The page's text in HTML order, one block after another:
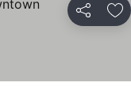
Compartir